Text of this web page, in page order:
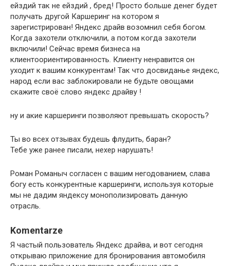
ейздий так не ейздий , бред! Просто больше денег будет
получать другой Каршеринг на котором я
зарегистрирован! Яндекс драйв возомнил себя богом.
Когда захотели отключили, а потом когда захотели
включили! Сейчас время бизнеса на
клиентоориентированность. Клиенту ненравится он
уходит к вашим конкурентам! Так что досвиданье яндекс,
народ если вас заблокировали не будьте овощами
скажите своё слово яндекс драйву !
ну и акие каршеринги позволяют превышать скорость?
Ты во всех отзывах будешь флудить, баран?
Тебе уже ранее писали, нехер нарушать!
Роман Романыч согласен с вашим негодованием, слава
богу есть конкурентные каршеринги, используя которые
мы не дадим яндексу монополизировать данную
отрасль.
Komentarze
Я частый пользователь Яндекс драйва, и вот сегодня
открываю приложение для бронирования автомобиля